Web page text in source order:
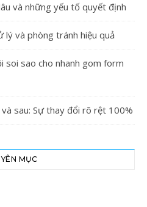
và những yếu tố quyết định
lý và phòng tránh hiệu quả
soi sao cho nhanh gom form
sau: Sự thay đổi rõ rệt 100%
MỤC